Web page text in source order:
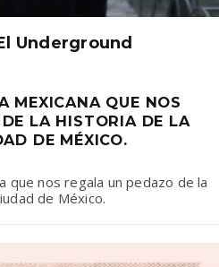
Underground
MEXICANA QUE NOS
LA HISTORIA DE LA
DE MÉXICO.
que nos regala un pedazo de la
de México.